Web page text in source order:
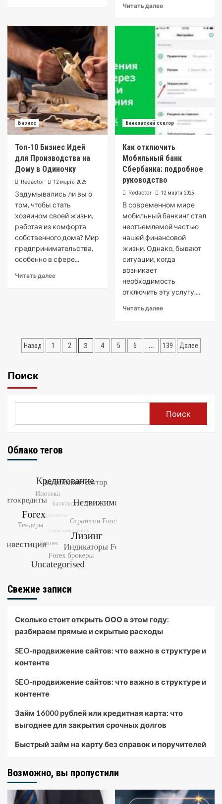
Читать далее
Бизнес
Топ-10 Бизнес Идей
для Производства на
Дому в Одиночку
Redactor 12 марта 2025
Задумывались ли вы о
том, чтобы стать
хозяином своей жизни,
работая из комфорта
собственного дома? Мир
предпринимательства,
особенно в сфере...
Читать далее
Банковский сектор
Как отключить
Мобильный банк
Сбербанка: подробное
руководство
Redactor 12 марта 2025
В современном мире
мобильный банкинг стал
неотъемлемой частью
нашей финансовой
жизни. Однако, бывают
ситуации, когда
возникает
необходимость
отключить эту услугу....
Читать далее
Пагинация
Назад 1 2 3 4 5 6 … 139 Далее
Поиск
Поиск
Облако тегов
Свежие записи
Сколько стоит открыть ООО в этом году:
разбираем прямые и скрытые расходы
SEO-продвижение сайтов: что важно в структуре и
контенте
SEO-продвижение сайтов: что важно в структуре и
контенте
Займ 16000 рублей или кредитная карта: что
выгоднее для закрытия срочных долгов
Быстрый займ на карту без справок и поручителей
Возможно, вы пропустили